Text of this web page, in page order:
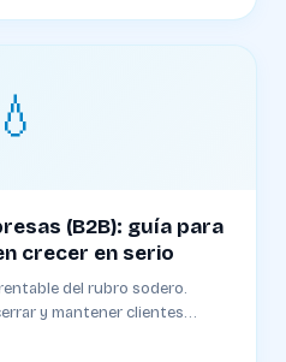
💧
(B2B): guía para
crecer en serio
del rubro sodero.
y mantener clientes